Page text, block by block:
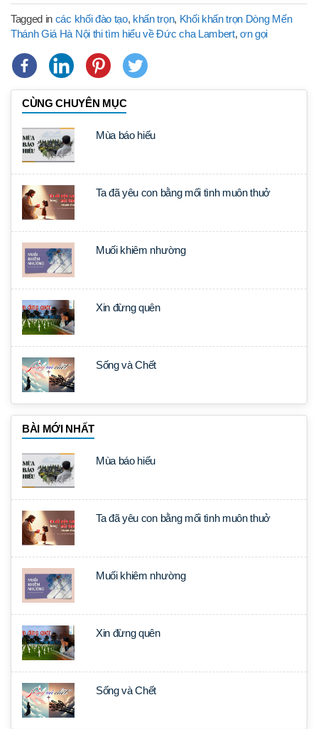
Tagged in các khối đào tạo, khấn trọn, Khối khấn trọn Dòng Mến
Thánh Giá Hà Nội thi tìm hiểu về Đức cha Lambert,ơn gọi
CÙNG CHUYÊN MỤC
Mùa báo hiếu
Ta đã yêu con bằng mối tình muôn thuở
Muối khiêm nhường
Xin đừng quên
Sống và Chết
BÀI MỚI NHẤT
Mùa báo hiếu
Ta đã yêu con bằng mối tình muôn thuở
Muối khiêm nhường
Xin đừng quên
Sống và Chết